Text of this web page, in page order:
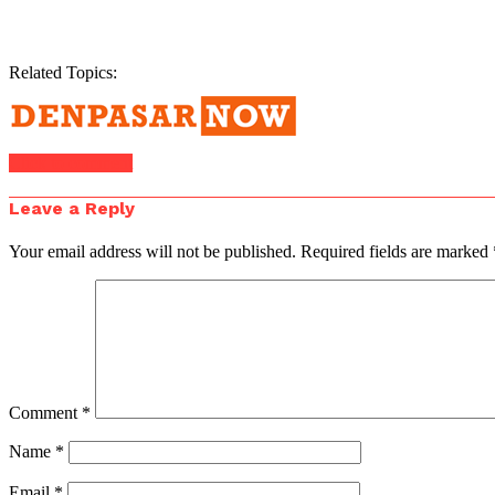
Related Topics:
Leave a Reply
Your email address will not be published. Required fields are marked
Comment *
Name *